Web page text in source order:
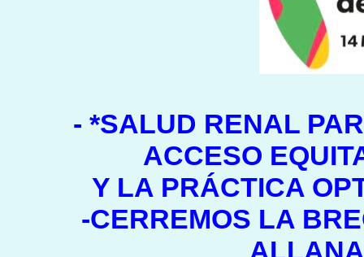
- *SALUD RENAL
ACCESO
Y LA PRÁCTICA
-CERREMOS LA